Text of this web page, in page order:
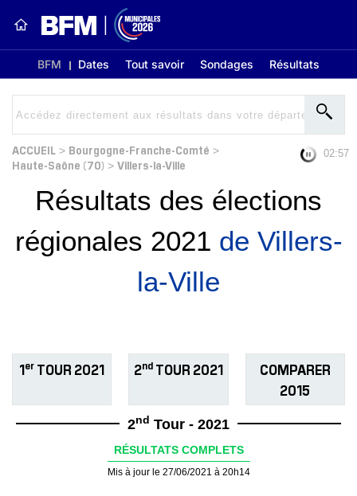
BFM Dates Tout savoir Sondages Résultats
ACCUEIL > Bourgogne-Franche-Comté >
Haute-Saône (70) > Villers-la-Ville
02:56
Résultats des élections
régionales 2021 de Villers-
la-Ville
1er TOUR 2021 2ndTOUR 2021
COMPARER
2015
2nd Tour - 2021
RÉSULTATS COMPLETS
Mis à jour le 27/06/2021 à 20h14